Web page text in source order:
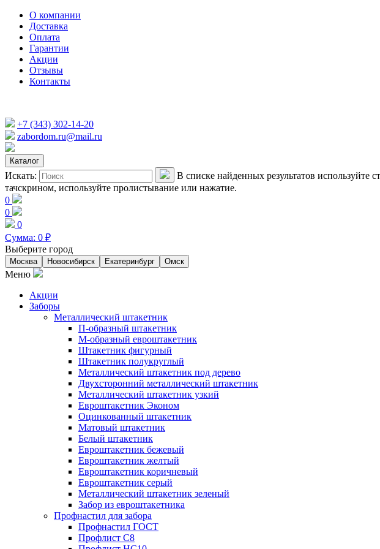
О компании
Доставка
Оплата
Гарантии
Акции
Отзывы
Контакты
+7 (343) 302-14-20
zabordom.ru@mail.ru
Каталог
Искать:
В списке найденных результатов используйте
тачскрином, используйте пролистывание или нажатие.
0
0
0
Сумма: 0 ₽
Выберите город
Москва Новосибирск Екатеринбург Омск
Меню
Акции
Заборы
Металлический штакетник
П-образный штакетник
М-образный евроштакетник
Штакетник фигурный
Штакетник полукруглый
Металлический штакетник под дерево
Двухсторонний металлический штакетник
Металлический штакетник узкий
Евроштакетник Эконом
Оцинкованный штакетник
Матовый штакетник
Белый штакетник
Евроштакетник бежевый
Евроштакетник желтый
Евроштакетник коричневый
Евроштакетник серый
Металлический штакетник зеленый
Забор из евроштакетника
Профнастил для забора
Профнастил ГОСТ
Профлист С8